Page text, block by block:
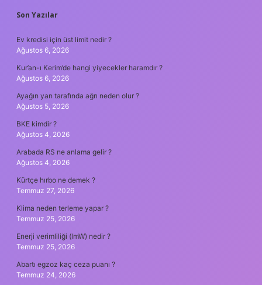
SIDEBAR
Son Yazılar
Ev kredisi için üst limit nedir ?
Ağustos 6, 2026
Kur’an-ı Kerim’de hangi yiyecekler haramdır ?
Ağustos 6, 2026
Ayağın yan tarafında ağrı neden olur ?
Ağustos 5, 2026
BKE kimdir ?
Ağustos 4, 2026
Arabada RS ne anlama gelir ?
Ağustos 4, 2026
Kürtçe hırbo ne demek ?
Temmuz 27, 2026
Klima neden terleme yapar ?
Temmuz 25, 2026
Enerji verimliliği (lmW) nedir ?
Temmuz 25, 2026
Abartı egzoz kaç ceza puanı ?
Temmuz 24, 2026